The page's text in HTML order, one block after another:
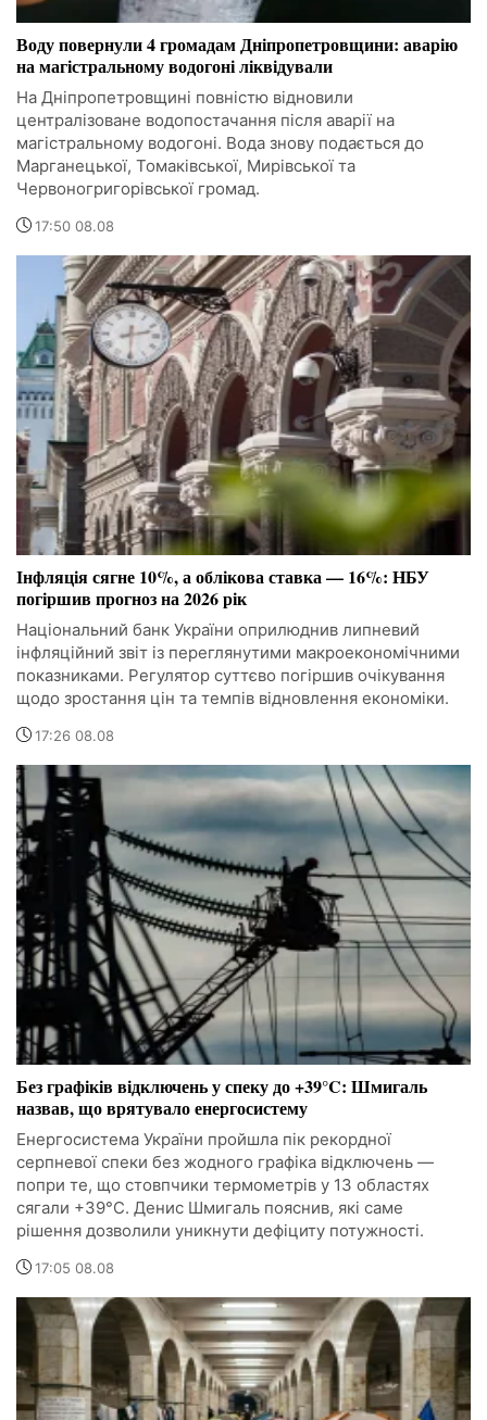
Воду повернули 4 громадам Дніпропетровщини: аварію
на магістральному водогоні ліквідували
На Дніпропетровщині повністю відновили
централізоване водопостачання після аварії на
магістральному водогоні. Вода знову подається до
Марганецької, Томаківської, Мирівської та
Червоногригорівської громад.
17:50 08.08
Інфляція сягне 10%, а облікова ставка — 16%: НБУ
погіршив прогноз на 2026 рік
Національний банк України оприлюднив липневий
інфляційний звіт із переглянутими макроекономічними
показниками. Регулятор суттєво погіршив очікування
щодо зростання цін та темпів відновлення економіки.
17:26 08.08
Без графіків відключень у спеку до +39°C: Шмигаль
назвав, що врятувало енергосистему
Енергосистема України пройшла пік рекордної
серпневої спеки без жодного графіка відключень —
попри те, що стовпчики термометрів у 13 областях
сягали +39°C. Денис Шмигаль пояснив, які саме
рішення дозволили уникнути дефіциту потужності.
17:05 08.08